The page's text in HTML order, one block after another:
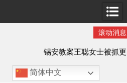
滚动消息
锡安教案王聪女士被抓
简体中文